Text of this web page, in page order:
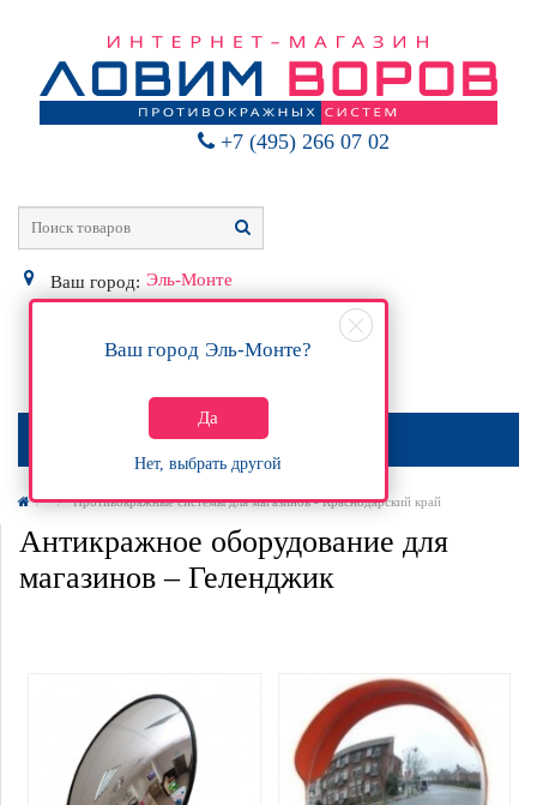
+7 (495) 266 07 02
Ваш город: Эль-Монте
Ваш город Эль-Монте?
Да
Нет, выбрать другой
0Р
МЕНЮ
Противокражные системы для магазинов - Краснодарский край
Антикражное оборудование для
магазинов – Геленджик